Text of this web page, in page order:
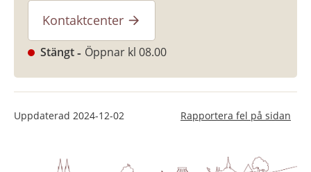
Kontaktcenter
Stängt Öppnar kl 08.00
Uppdaterad 2024-12-02 Rapportera fel på sidan